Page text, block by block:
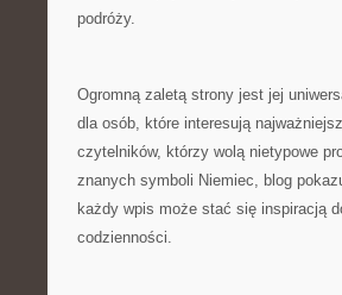
podróży.
Ogromną zaletą strony jest jej
dla osób, które interesują
czytelników, którzy wolą nietypowe
znanych symboli Niemiec, blog
każdy wpis może stać się inspiracją
codzienności.